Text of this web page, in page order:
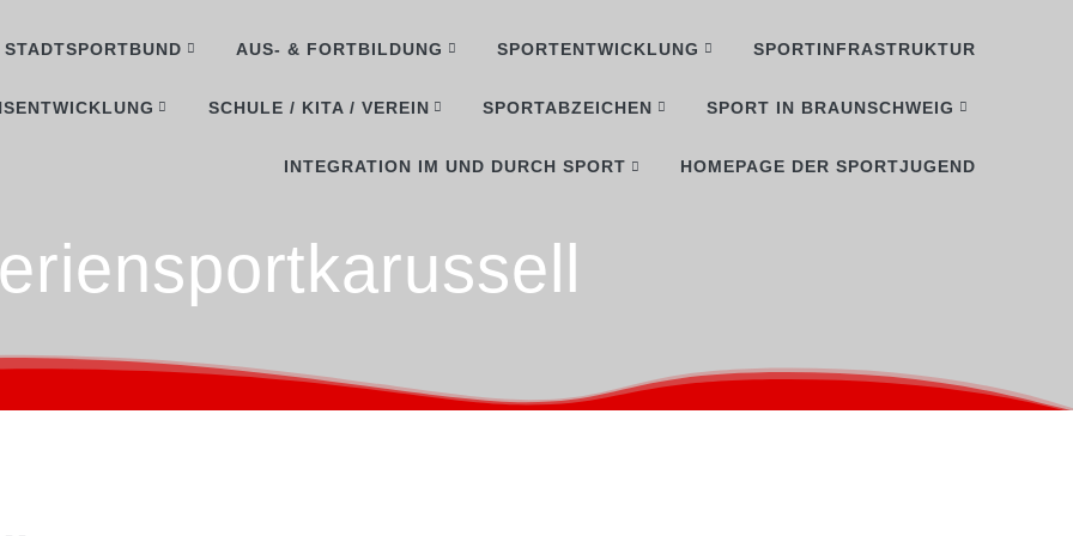
STADTSPORTBUND AUS- & FORTBILDUNG SPORTENTWICKLUNG SPORTINFRASTRUKTUR
SCHULE / KITA / VEREIN SPORTABZEICHEN SPORT IN BRAUNSCHWEIG
INTEGRATION IM UND DURCH SPORT HOMEPAGE DER SPORTJUGEND